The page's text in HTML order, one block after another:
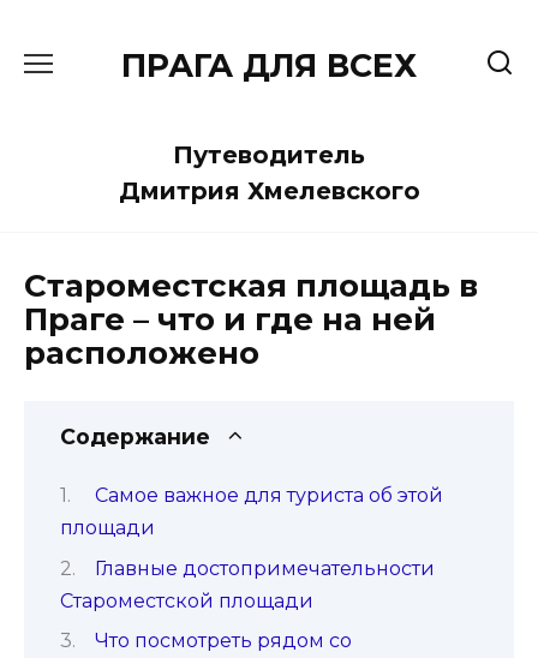
содержаниюПРАГА ДЛЯ ВСЕХ
Путеводитель
Дмитрия Хмелевского
Староместская площадь в
Праге – что и где на ней
расположено
Содержание
Самое важное для туриста об этой
площади
Главные достопримечательности
Староместской площади
Что посмотреть рядом со